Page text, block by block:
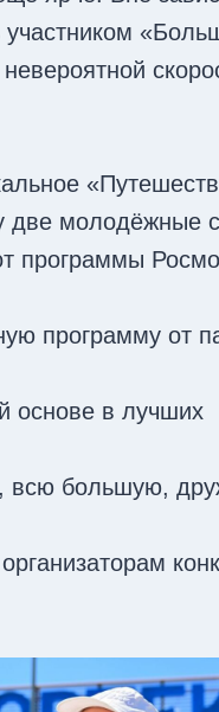
две молодёжные
программы
программу от
основе в лучших
всю большую,